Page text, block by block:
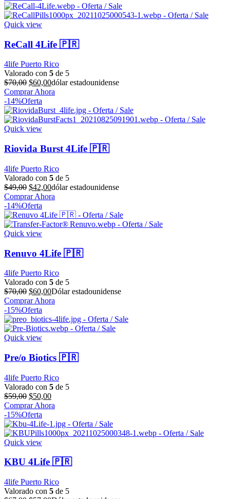
era:
$99,00.
es:
$84,00.
Quick view
ReCall 4Life 🇵🇷
4life Puerto Rico
Valorado con 5 de 5
$70,00 El
precio
original
era:
$70,00.
$60,00El
precio
es:
$60,00.
dólar estadounidense
Comprar Ahora
-14%Oferta
Quick view
Riovida Burst 4Life 🇵🇷
4life Puerto Rico
Valorado con 5 de 5
$49,00 El
precio
original
era:
$49,00.
$42,00El
precio
es:
$42,00.
dólar estadounidense
Comprar Ahora
-14%Oferta
Quick view
Renuvo 4Life 🇵🇷
4life Puerto Rico
Valorado con 5 de 5
$70,00 El
precio
original
era:
$70,00.
$60,00El
precio
es:
$60,00.
Dólar estadounidense
Comprar Ahora
-15%Oferta
Quick view
Pre/o Biotics 🇵🇷
4life Puerto Rico
Valorado con 5 de 5
$59,00 El
precio
original
era:
$59,00.
$50,00El
precio
es:
$50,00.
Comprar Ahora
-15%Oferta
Quick view
KBU 4Life 🇵🇷
4life Puerto Rico
Valorado con 5 de 5